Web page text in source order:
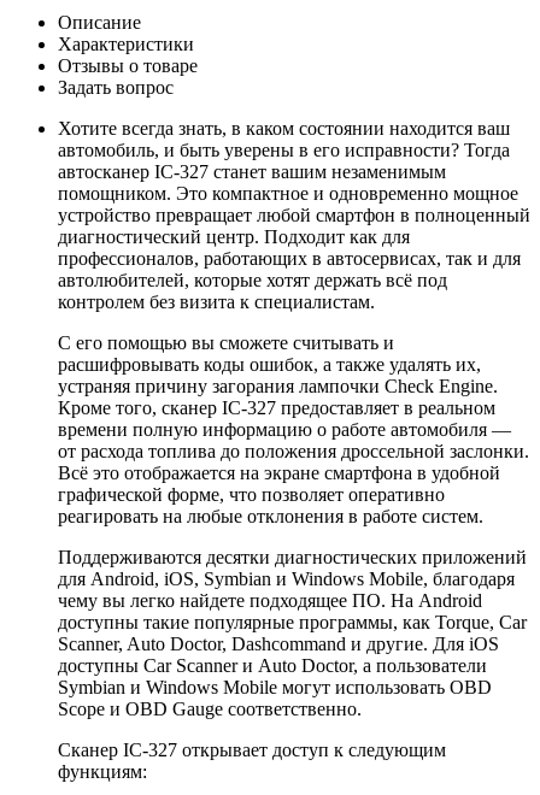
Описание
Характеристики
Отзывы о товаре
Задать вопрос
Хотите всегда знать, в каком состоянии находится ваш
автомобиль, и быть уверены в его исправности? Тогда
автосканер IC-327 станет вашим незаменимым
помощником. Это компактное и одновременно мощное
устройство превращает любой смартфон в полноценный
диагностический центр. Подходит как для
профессионалов, работающих в автосервисах, так и для
автолюбителей, которые хотят держать всё под
контролем без визита к специалистам.
С его помощью вы сможете считывать и
расшифровывать коды ошибок, а также удалять их,
устраняя причину загорания лампочки Check Engine.
Кроме того, сканер IC-327 предоставляет в реальном
времени полную информацию о работе автомобиля —
от расхода топлива до положения дроссельной заслонки.
Всё это отображается на экране смартфона в удобной
графической форме, что позволяет оперативно
реагировать на любые отклонения в работе систем.
Поддерживаются десятки диагностических приложений
для Android, iOS, Symbian и Windows Mobile, благодаря
чему вы легко найдете подходящее ПО. На Android
доступны такие популярные программы, как Torque, Car
Scanner, Auto Doctor, Dashcommand и другие. Для iOS
доступны Car Scanner и Auto Doctor, а пользователи
Symbian и Windows Mobile могут использовать OBD
Scope и OBD Gauge соответственно.
Сканер IC-327 открывает доступ к следующим
функциям: